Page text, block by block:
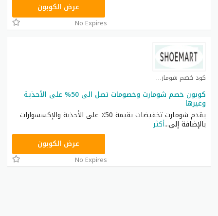
عرض الكوبون
No Expires
كود خصم شومارت كوبون
كوبون خصم شومارت وخصومات تصل الى 50% على الأحذية
وغيرها
يقدم شومارت تخفيضات بقيمة 50٪ على الأحذية والإكسسوارات
بالإضافة إلى...أكثر
ASMARعرض الكوبون
No Expires